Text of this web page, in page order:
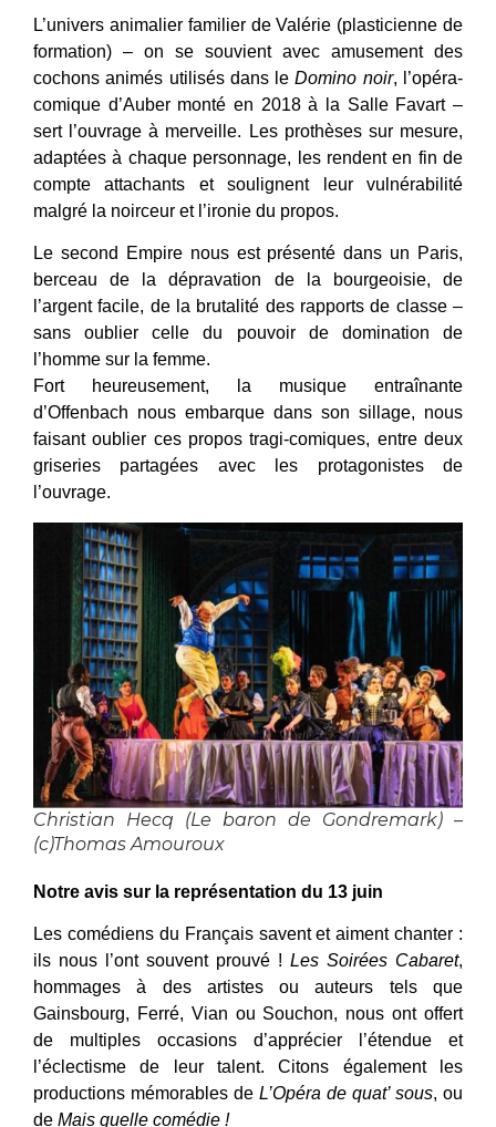
L’univers animalier familier de Valérie (plasticienne de
formation) – on se souvient avec amusement des
cochons animés utilisés dans leDomino noir, l’opéra-
comique d’Auber monté en 2018 à la Salle Favart –
sert l’ouvrage à merveille. Les prothèses sur mesure,
adaptées à chaque personnage, les rendent en fin de
compte attachants et soulignent leur vulnérabilité
malgré la noirceur et l’ironie du propos.
Le second Empire nous est présenté dans un Paris,
berceau de la dépravation de la bourgeoisie, de
l’argent facile, de la brutalité des rapports de classe –
sans oublier celle du pouvoir de domination de
l’homme sur la femme.
Fort heureusement, la musique entraînante
d’Offenbach nous embarque dans son sillage, nous
faisant oublier ces propos tragi-comiques, entre deux
griseries partagées avec les protagonistes de
l’ouvrage.
Christian Hecq (Le baron de Gondremark) –
(c)Thomas Amouroux
Notre avis sur la représentation du 13 juin
Les comédiens du Français savent et aiment chanter :
ils nous l’ont souvent prouvé ! Les Soirées Cabaret,
hommages à des artistes ou auteurs tels que
Gainsbourg, Ferré, Vian ou Souchon, nous ont offert
de multiples occasions d’apprécier l’étendue et
l’éclectisme de leur talent. Citons également les
productions mémorables de L’Opéra de quat’ sous, ou
de Mais quelle comédie !